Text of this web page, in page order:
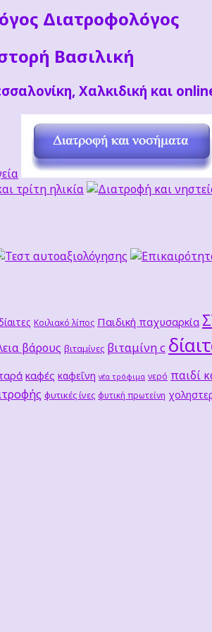
Διατροφολόγος
Βασιλική
Χαλκιδική και
Κοιλιακό λίπος Παιδική παχυσαρκία
βάρους βιταμίνες βιταμίνη c
καφές καφεΐνη νέα τρόφιμα νερό παιδί
φυτικές ίνες φυτική πρωτείνη